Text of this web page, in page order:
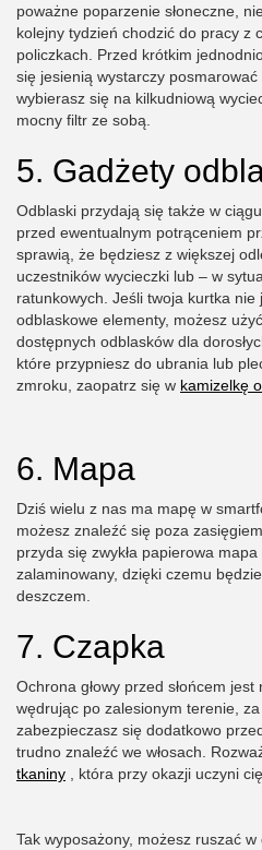
poważne poparzenie słoneczne,
kolejny tydzień chodzić do pracy z
policzkach. Przed krótkim
się jesienią wystarczy
wybierasz się na kilkudniową
mocny filtr ze sobą.
5. Gadżety
Odblaski przydają się także w
przed ewentualnym potrąceniem
sprawią, że będziesz z większej
uczestników wycieczki lub – w
ratunkowych. Jeśli twoja kurtka nie
odblaskowe elementy, możesz
dostępnych odblasków dla
które przypniesz do ubrania lub
zmroku, zaopatrz się w kamizelkę
6. Mapa
Dziś wielu z nas ma mapę w
możesz znaleźć się poza
przyda się zwykła papierowa
zalaminowany, dzięki czemu
deszczem.
7. Czapka
Ochrona głowy przed słońcem
wędrując po zalesionym terenie,
zabezpieczasz się dodatkowo
trudno znaleźć we włosach.
tkaniny , która przy okazji uczyni
Tak wyposażony, możesz ruszać